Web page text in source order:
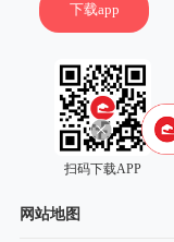
下载app
扫码下载APP
网站地图